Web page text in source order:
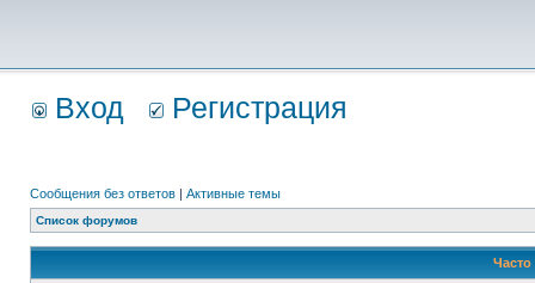
Вход Регистрация
Сообщения без ответов | Активные темы
Список форумов